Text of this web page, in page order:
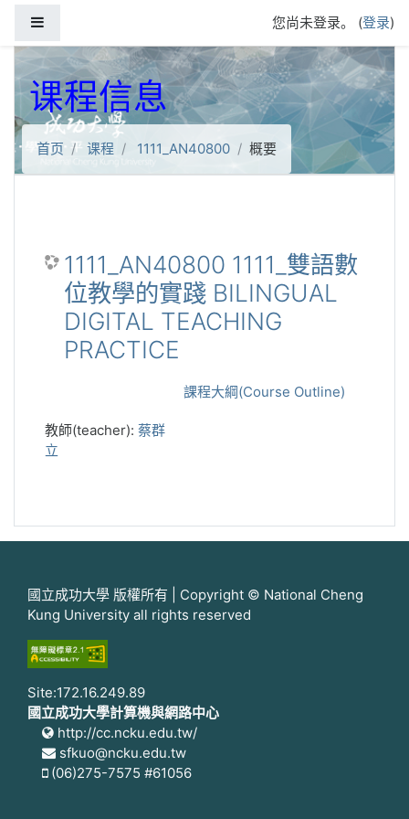
您尚未登录。 (登录)
课程信息
首页 课程 1111_AN40800 概要
1111_AN40800 1111_雙語數
位教學的實踐 BILINGUAL
DIGITAL TEACHING
PRACTICE
課程大綱(Course Outline)
教師(teacher): 蔡群
立
國立成功大學 版權所有 | Copyright © National Cheng
Kung University all rights reserved
Site:172.16.249.89
國立成功大學計算機與網路中心
http://cc.ncku.edu.tw/
sfkuo@ncku.edu.tw
(06)275-7575 #61056